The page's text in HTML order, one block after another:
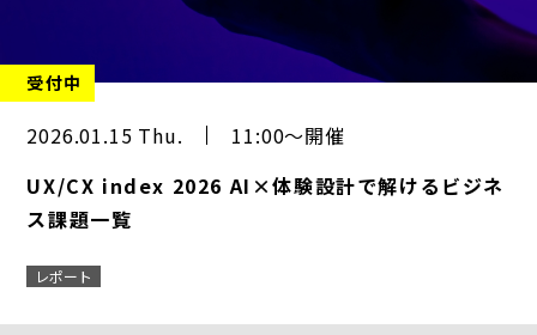
受付中
2026.01.15 Thu.
11:00～開催
UX/CX index 2026 AI×体験設計で解けるビジネ
ス課題一覧
レポート